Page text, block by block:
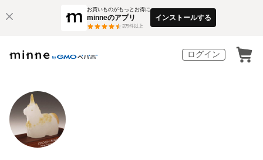
お買いものがもっとお得に
minneのアプリ
3万件以上
インストールする
ログイン